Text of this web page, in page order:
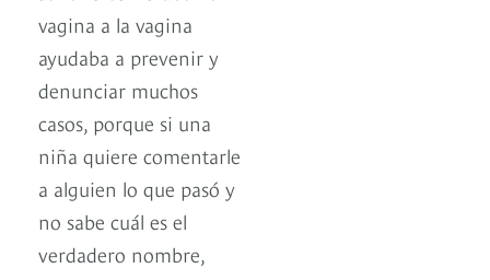
vagina a la vagina
ayudaba a prevenir y
denunciar muchos
casos, porque si una
niña quiere comentarle
a alguien lo que pasó y
no sabe cuál es el
verdadero nombre,